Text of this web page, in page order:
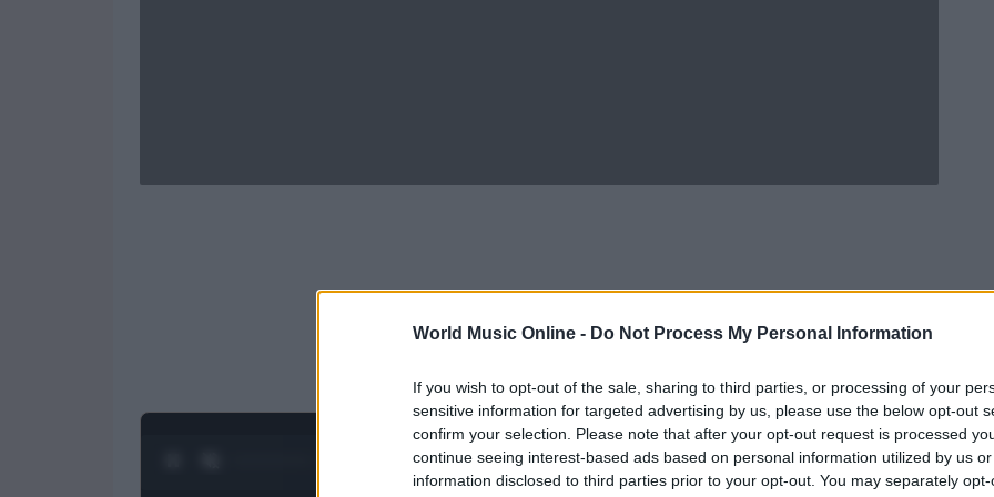
World Music Online - Do Not Process My Personal Information
If you wish to opt-out of the sale, sharing to third parties, or processing of your
sensitive information for targeted advertising by us, please use the below opt-out
confirm your selection. Please note that after your opt-out request is processed
continue seeing interest-based ads based on personal information utilized by us
information disclosed to third parties prior to your opt-out. You may separately
1/4 POWERED BYAdhubMedia